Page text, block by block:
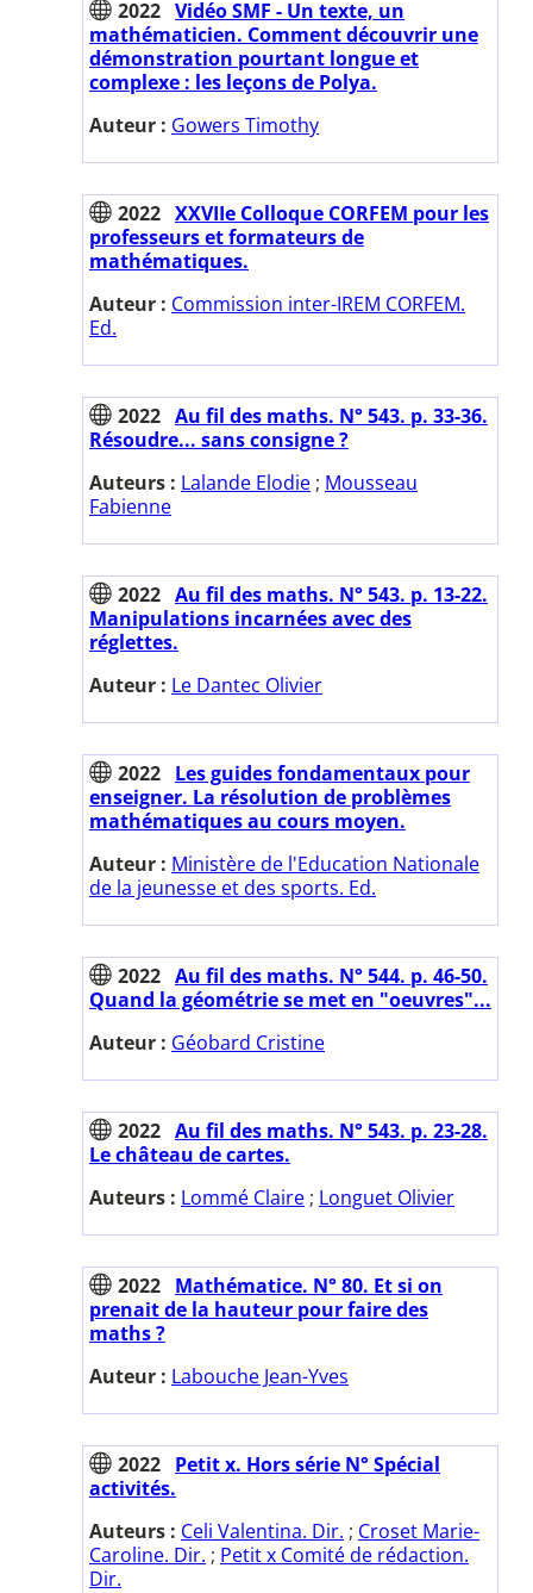
2022 Vidéo SMF - Un texte, un
mathématicien. Comment découvrir une
démonstration pourtant longue et
complexe : les leçons de Polya.
Auteur : Gowers Timothy
2022 XXVIIe Colloque CORFEM pour les
professeurs et formateurs de
mathématiques.
Auteur : Commission inter-IREM CORFEM.
Ed.
2022 Au fil des maths. N° 543. p. 33-36.
Résoudre... sans consigne ?
Auteurs : Lalande Elodie ; Mousseau
Fabienne
2022 Au fil des maths. N° 543. p. 13-22.
Manipulations incarnées avec des
réglettes.
Auteur : Le Dantec Olivier
2022 Les guides fondamentaux pour
enseigner. La résolution de problèmes
mathématiques au cours moyen.
Auteur : Ministère de l'Education Nationale
de la jeunesse et des sports. Ed.
2022 Au fil des maths. N° 544. p. 46-50.
Quand la géométrie se met en "oeuvres"...
Auteur : Géobard Cristine
2022 Au fil des maths. N° 543. p. 23-28.
Le château de cartes.
Auteurs : Lommé Claire ; Longuet Olivier
2022 Mathématice. N° 80. Et si on
prenait de la hauteur pour faire des
maths ?
Auteur : Labouche Jean-Yves
2022 Petit x. Hors série N° Spécial
activités.
Auteurs : Celi Valentina. Dir. ; Croset Marie-
Caroline. Dir. ; Petit x Comité de rédaction.
Dir.